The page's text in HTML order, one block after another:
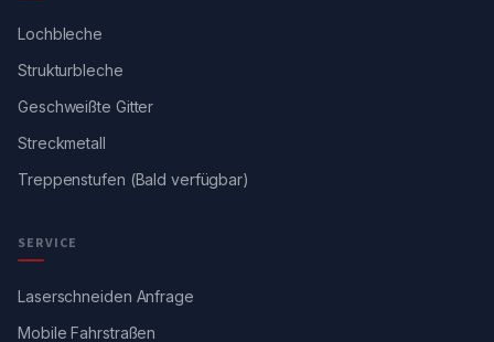
Lochbleche
Strukturbleche
Geschweißte Gitter
Streckmetall
Treppenstufen (Bald verfügbar)
SERVICE
Laserschneiden Anfrage
Mobile Fahrstraßen